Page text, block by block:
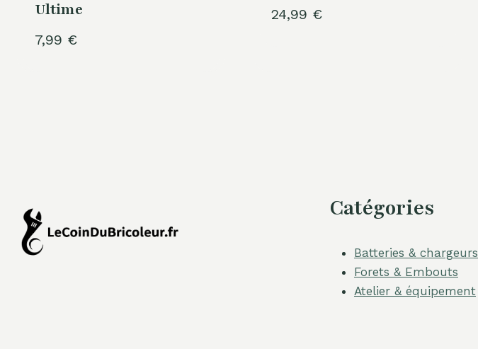
Ultime
7,99 €
24,99 €
Catégories
Batteries & chargeurs
Forets & Embouts
Atelier & équipement